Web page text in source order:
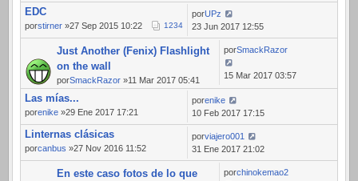
EDC
porstirner »27 Sep 2015 10:22 1234
porUPz
23 Jun 2017 12:55
Just Another (Fenix) Flashlight
on the wall
porSmackRazor »11 Mar 2017 05:41
porSmackRazor
15 Mar 2017 03:57
Las mías...
porenike »29 Ene 2017 17:21
porenike
10 Feb 2017 17:15
Linternas clásicas
porcanbus »27 Nov 2016 11:52
porviajero001
31 Ene 2017 21:02
En este caso fotos de lo que
porchinokemao2